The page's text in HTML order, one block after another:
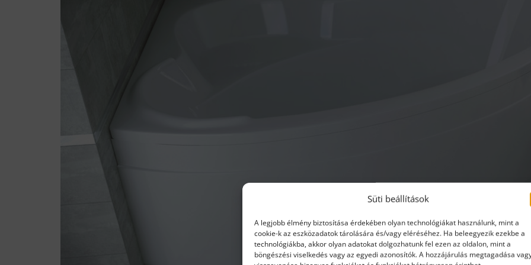
Süti beállítások
A legjobb élmény biztosítása érdekében olyan technológiákat használunk, mint a
cookie-k az eszközadatok tárolására és/vagy eléréséhez. Ha beleegyezik ezekbe a
technológiákba, akkor olyan adatokat dolgozhatunk fel ezen az oldalon, mint a
böngészési viselkedés vagy az egyedi azonosítók. A hozzájárulás megtagadása